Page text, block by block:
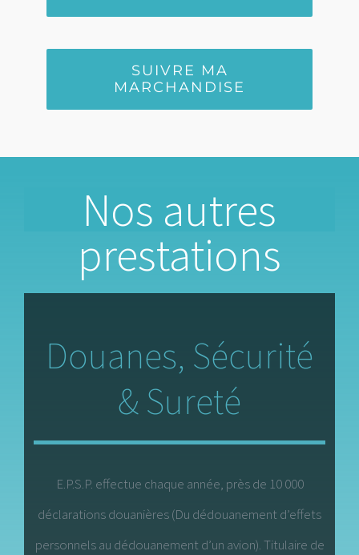
SUIVRE MA
MARCHANDISE
Nos autres
prestations
Douanes, Sécurité
& Sureté
E.P.S.P. effectue chaque année, près de 10 000
déclarations douanières (Du dédouanement d’effets
personnels au dédouanement d’un avion). Titulaire de